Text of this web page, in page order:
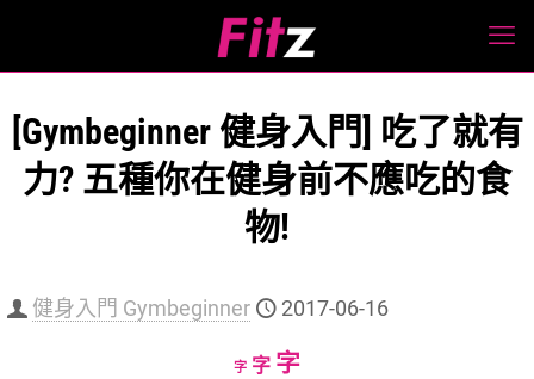
[Gymbeginner 健身入門] 吃了就有
力? 五種你在健身前不應吃的食
物!
健身入門 Gymbeginner 2017-06-16
字Decrease
字Reset
字Increase